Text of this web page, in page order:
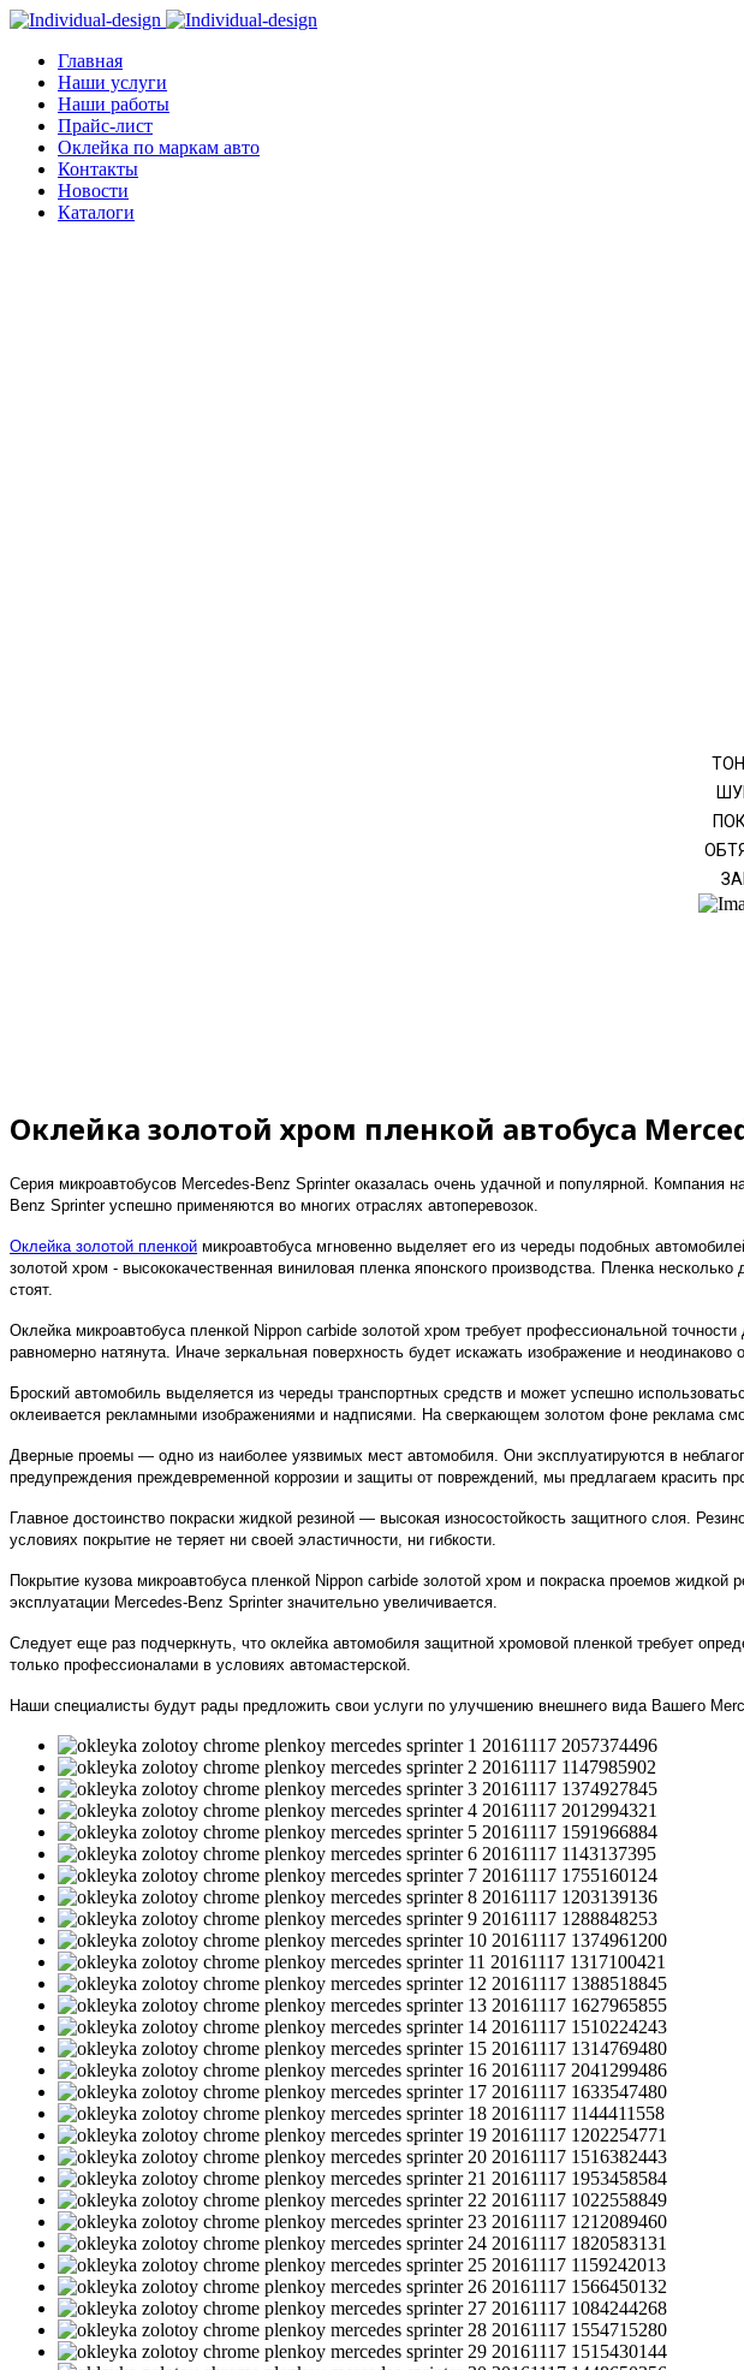
Главная
Наши услуги
Наши работы
Прайс-лист
Оклейка по маркам авто
Контакты
Новости
Каталоги
Оклейка золотой хром пленкой автобуса
Серия микроавтобусов Mercedes-Benz Sprinter оказалась очень удачной и популярной.
Benz Sprinter успешно применяются во многих отраслях автоперевозок.
Оклейка золотой пленкой микроавтобуса мгновенно выделяет его из череды подобных
золотой хром - высококачественная виниловая пленка японского производства. Пленка
стоят.
Оклейка микроавтобуса пленкой Nippon carbide золотой хром требует профессиональной
равномерно натянута. Иначе зеркальная поверхность будет искажать изображение и неодинаково
Броский автомобиль выделяется из череды транспортных средств и может успешно
оклеивается рекламными изображениями и надписями. На сверкающем золотом фоне реклама
Дверные проемы — одно из наиболее уязвимых мест автомобиля. Они эксплуатируются в
предупреждения преждевременной коррозии и защиты от повреждений, мы предлагаем красить
Главное достоинство покраски жидкой резиной — высокая износостойкость защитного слоя.
условиях покрытие не теряет ни своей эластичности, ни гибкости.
Покрытие кузова микроавтобуса пленкой Nippon carbide золотой хром и покраска проемов
эксплуатации Mercedes-Benz Sprinter значительно увеличивается.
Следует еще раз подчеркнуть, что оклейка автомобиля защитной хромовой пленкой требует
только профессионалами в условиях автомастерской.
Наши специалисты будут рады предложить свои услуги по улучшению внешнего вида Вашего